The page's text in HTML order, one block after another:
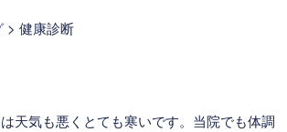
> 健康診断
天気も悪くとても寒いです。当院でも体調